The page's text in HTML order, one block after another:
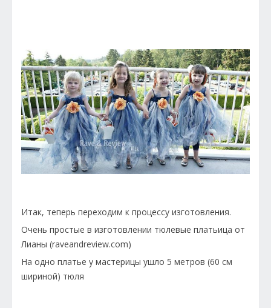
Итак, теперь переходим к процессу изготовления.
Очень простые в изготовлении тюлевые платьица от
Лианы (raveandreview.com)
На одно платье у мастерицы ушло 5 метров (60 см
шириной) тюля